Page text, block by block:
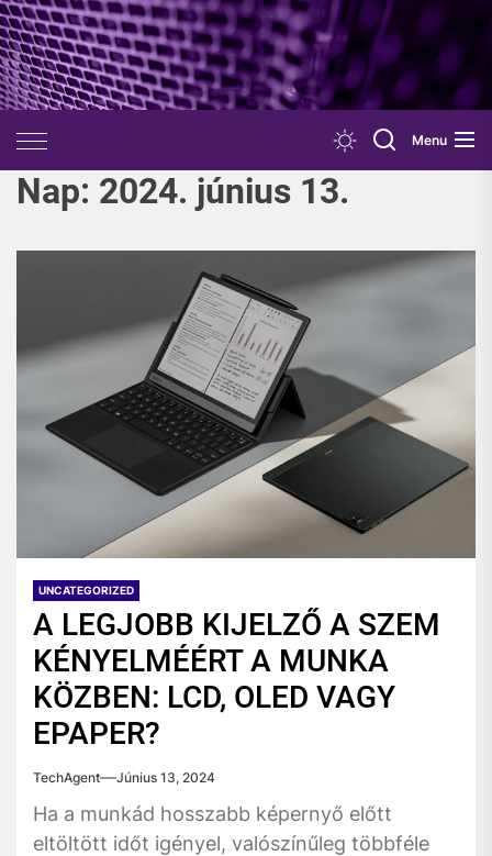
Skip
to
the
content
Menu
Nap: 2024. június 13.
UNCATEGORIZED
A LEGJOBB KIJELZŐ A SZEM
KÉNYELMÉÉRT A MUNKA
KÖZBEN: LCD, OLED VAGY
EPAPER?
TechAgent Június 13, 2024
Ha a munkád hosszabb képernyő előtt
eltöltött időt igényel, valószínűleg többféle